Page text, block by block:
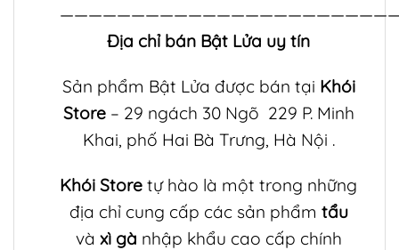
Địa chỉ bán Bật Lửa uy tín
Sản phẩm Bật Lửa được bán tại Khói
Store– 29 ngách 30 Ngõ 229 P. Minh
Khai, phố Hai Bà Trưng, Hà Nội .
Khói Store tự hào là một trong những
địa chỉ cung cấp các sản phẩm tẩu
và xì gà nhập khẩu cao cấp chính